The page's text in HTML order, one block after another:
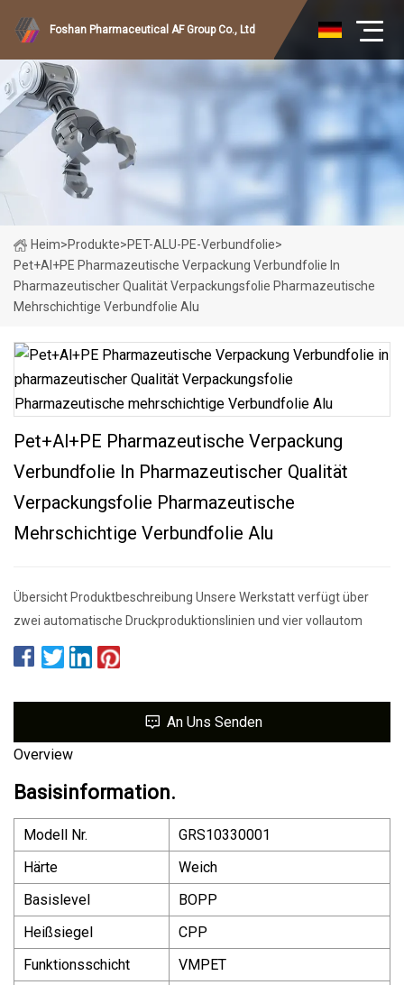
Foshan Pharmaceutical AF Group Co., Ltd
Heim>Produkte>PET-ALU-PE-Verbundfolie>
Pet+Al+PE Pharmazeutische Verpackung Verbundfolie In
Pharmazeutischer Qualität Verpackungsfolie Pharmazeutische
Mehrschichtige Verbundfolie Alu
Pet+Al+PE Pharmazeutische Verpackung
Verbundfolie In Pharmazeutischer Qualität
Verpackungsfolie Pharmazeutische
Mehrschichtige Verbundfolie Alu
Übersicht Produktbeschreibung Unsere Werkstatt verfügt über
zwei automatische Druckproduktionslinien und vier vollautom
An Uns Senden
Overview
Basisinformation.
Modell Nr.
GRS10330001
Härte
Weich
Basislevel
BOPP
Heißsiegel
CPP
Funktionsschicht
VMPET